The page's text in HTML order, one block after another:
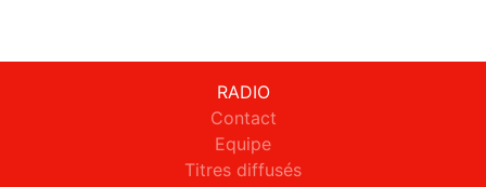
RADIO
Contact
Equipe
Titres diffusés